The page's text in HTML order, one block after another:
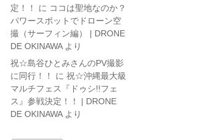
定！！
に ココは聖地なのか？
パワースポットでドローン空
撮（サーフィン編） | DRONE
DE OKINAWAより
祝☆島谷ひとみさんのPV撮影
に同行！！
に祝☆沖縄最大級
マルチフェス『ドゥシ!!フェ
ス』参戦決定！！ | DRONE
DE OKINAWAより